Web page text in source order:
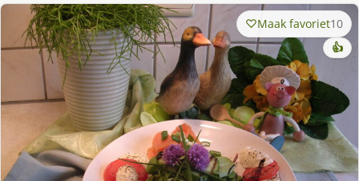
Maak favoriet10
👍